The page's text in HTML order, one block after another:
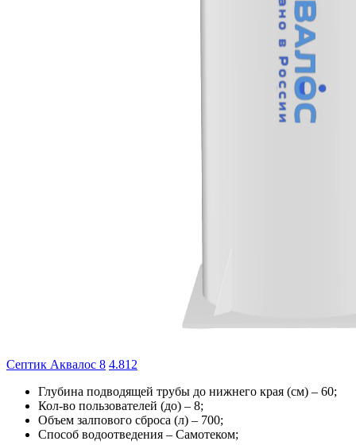
Септик Аквалос 8 4.812
Глубина подводящей трубы до нижнего края (см) – 60;
Кол-во пользователей (до) – 8;
Объем залпового сброса (л) – 700;
Способ водоотведения – Самотеком;